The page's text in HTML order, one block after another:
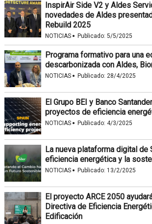
InspirAir Side V2 y Aldes
novedades de Aldes
Rebuild 2025
NOTICIAS · Publicado: 5/5/2025
Programa formativo para una
descarbonizada con Aldes,
NOTICIAS · Publicado: 28/4/2025
El Grupo BEI y Banco
proyectos de eficiencia
NOTICIAS · Publicado: 4/3/2025
La nueva plataforma digital de
eficiencia energética y la
NOTICIAS · Publicado: 13/2/2025
El proyecto ARCE 2050
Directiva de Eficiencia
Edificación